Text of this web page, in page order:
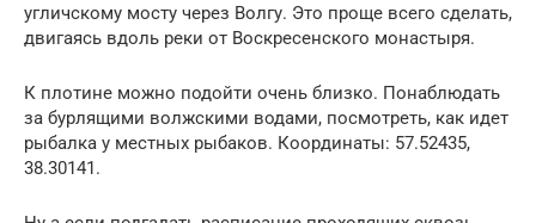
угличскому мосту через Волгу. Это проще всего сделать,
двигаясь вдоль реки от Воскресенского монастыря.
К плотине можно подойти очень близко. Понаблюдать
за бурлящими волжскими водами, посмотреть, как идет
рыбалка у местных рыбаков. Координаты: 57.52435,
38.30141.